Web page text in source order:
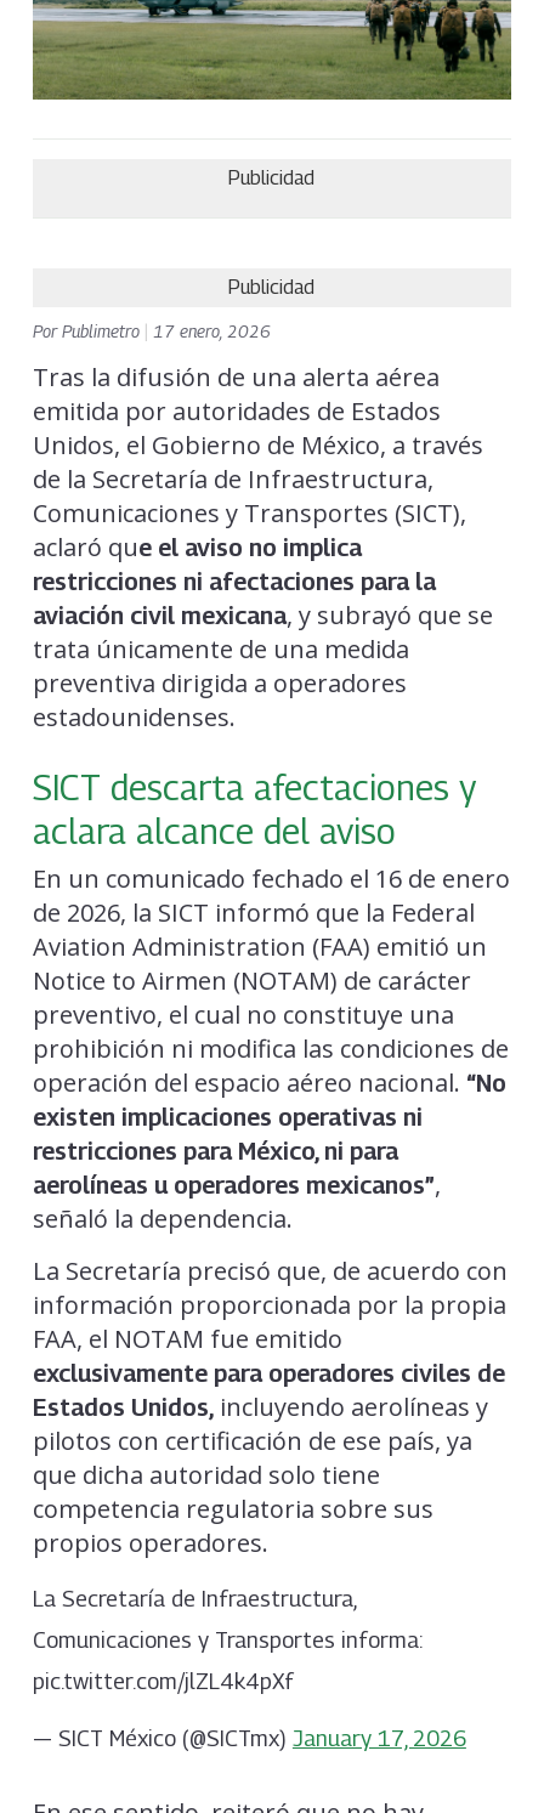
Publicidad
Publicidad
PorPublimetro 17 enero, 2026
Tras la difusión de una alerta aérea
emitida por autoridades de Estados
Unidos, el Gobierno de México, a través
de la Secretaría de Infraestructura,
Comunicaciones y Transportes (SICT),
aclaró que el aviso no implica
restricciones ni afectaciones para la
aviación civil mexicana, y subrayó que se
trata únicamente de una medida
preventiva dirigida a operadores
estadounidenses.
SICT descarta afectaciones y
aclara alcance del aviso
En un comunicado fechado el 16 de enero
de 2026, la SICT informó que la Federal
Aviation Administration (FAA) emitió un
Notice to Airmen (NOTAM) de carácter
preventivo, el cual no constituye una
prohibición ni modifica las condiciones de
operación del espacio aéreo nacional. “No
existen implicaciones operativas ni
restricciones para México, ni para
aerolíneas u operadores mexicanos”,
señaló la dependencia.
La Secretaría precisó que, de acuerdo con
información proporcionada por la propia
FAA, el NOTAM fue emitido
exclusivamente para operadores civiles de
Estados Unidos,incluyendo aerolíneas y
pilotos con certificación de ese país, ya
que dicha autoridad solo tiene
competencia regulatoria sobre sus
propios operadores.
La Secretaría de Infraestructura,
Comunicaciones y Transportes informa:
pic.twitter.com/jlZL4k4pXf
— SICT México (@SICTmx) January 17, 2026